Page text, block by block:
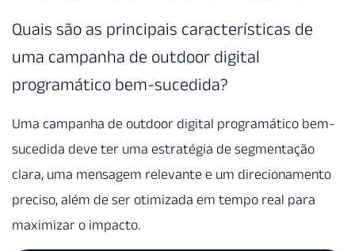
Quais são as principais características de
uma campanha de outdoor digital
programático bem-sucedida?
Uma campanha de outdoor digital programático bem-
sucedida deve ter uma estratégia de segmentação
clara, uma mensagem relevante e um direcionamento
preciso, além de ser otimizada em tempo real para
maximizar o impacto.